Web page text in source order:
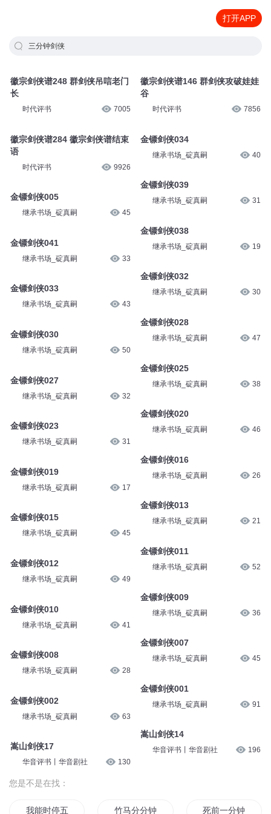
打开APP
三分钟剑侠
徽宗剑侠谱248 群剑侠吊唁老门
长
时代评书 7005
徽宗剑侠谱284 徽宗剑侠谱结束
语
时代评书 9926
金镖剑侠005
继承书场_碇真嗣 45
金镖剑侠041
继承书场_碇真嗣 33
金镖剑侠033
继承书场_碇真嗣 43
金镖剑侠030
继承书场_碇真嗣 50
金镖剑侠027
继承书场_碇真嗣 32
金镖剑侠023
继承书场_碇真嗣 31
金镖剑侠019
继承书场_碇真嗣 17
金镖剑侠015
继承书场_碇真嗣 45
金镖剑侠012
继承书场_碇真嗣 49
金镖剑侠010
继承书场_碇真嗣 41
金镖剑侠008
继承书场_碇真嗣 28
金镖剑侠002
继承书场_碇真嗣 63
嵩山剑侠17
华音评书丨华音剧社 130
徽宗剑侠谱146 群剑侠攻破娃娃
谷
时代评书 7856
金镖剑侠034
继承书场_碇真嗣 40
金镖剑侠039
继承书场_碇真嗣 31
金镖剑侠038
继承书场_碇真嗣 19
金镖剑侠032
继承书场_碇真嗣 30
金镖剑侠028
继承书场_碇真嗣 47
金镖剑侠025
继承书场_碇真嗣 38
金镖剑侠020
继承书场_碇真嗣 46
金镖剑侠016
继承书场_碇真嗣 26
金镖剑侠013
继承书场_碇真嗣 21
金镖剑侠011
继承书场_碇真嗣 52
金镖剑侠009
继承书场_碇真嗣 36
金镖剑侠007
继承书场_碇真嗣 45
金镖剑侠001
继承书场_碇真嗣 91
嵩山剑侠14
华音评书丨华音剧社 196
您是不是在找：
我能时停五分钟 竹马分分钟毁灭世界 死前一分钟